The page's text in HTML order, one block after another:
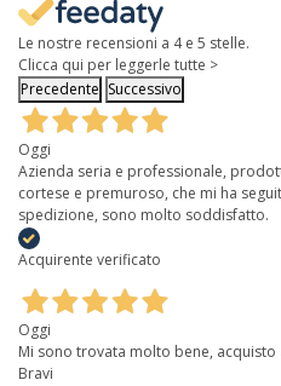
Le nostre recensioni a 4 e 5 stelle.
Clicca qui per leggerle tutte >
Precedente Successivo
Oggi
Azienda seria e professionale,
cortese e premuroso, che mi ha
spedizione, sono molto soddisfatto.
Acquirente verificato
Oggi
Mi sono trovata molto bene,
Bravi